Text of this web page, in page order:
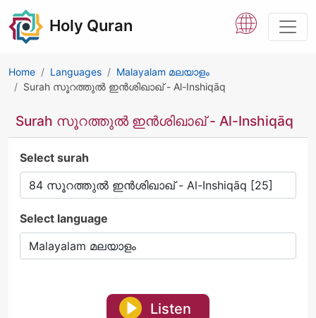
Holy Quran
Home Languages
Malayalam മലയാളം
Surah സൂറത്തുൽ ഇൻശിഖാഖ് - Al-Inshiqāq
Surah സൂറത്തുൽ ഇൻശിഖാഖ് - Al-Inshiqāq
Select surah
Select language
Listen